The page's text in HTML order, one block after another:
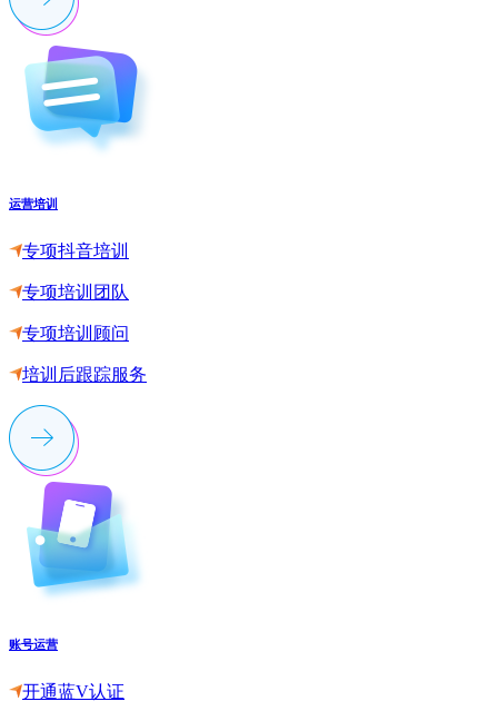
运营培训
专项抖音培训
专项培训团队
专项培训顾问
培训后跟踪服务
账号运营
开通蓝V认证